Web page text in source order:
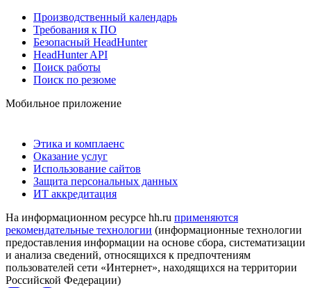
Производственный календарь
Требования к ПО
Безопасный HeadHunter
HeadHunter API
Поиск работы
Поиск по резюме
Мобильное приложение
Этика и комплаенс
Оказание услуг
Использование сайтов
Защита персональных данных
ИТ аккредитация
На информационном ресурсе hh.ru применяются
рекомендательные технологии (информационные технологии
предоставления информации на основе сбора, систематизации
и анализа сведений, относящихся к предпочтениям
пользователей сети «Интернет», находящихся на территории
Российской Федерации)